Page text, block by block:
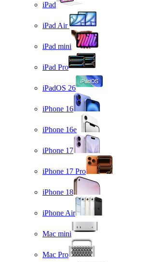
iPad
iPad Air
iPad mini
iPad Pro
iPadOS 26
iPhone 16
iPhone 16e
iPhone 17
iPhone 17 Pro
iPhone 18
iPhone Air
Mac mini
Mac Pro